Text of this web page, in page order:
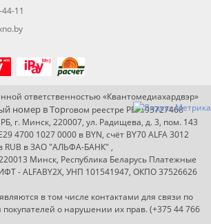
44-11
ответственностью «Квантомедиахардвэр»
номер в Торговом реестре РБ: 193727468
г. Минск, 220007, ул. Радищева, д. 3, пом. 143
4700 1027 0000 в BYN, счёт BY70 ALFA 3012
RUB в ЗАО "АЛЬФА-БАНК" ,
Минск, Республика Беларусь Платежные
- ALFABY2X, УНП 101541947, ОКПО 37526626
в том числе контактами для связи по
о нарушении их прав. (+375 44 766